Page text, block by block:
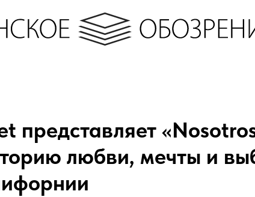
представляет
любви, мечты и